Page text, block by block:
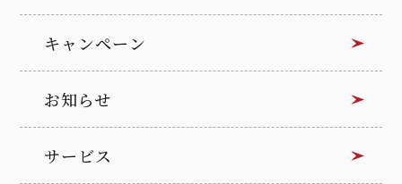
キャンペーン
お知らせ
サービス